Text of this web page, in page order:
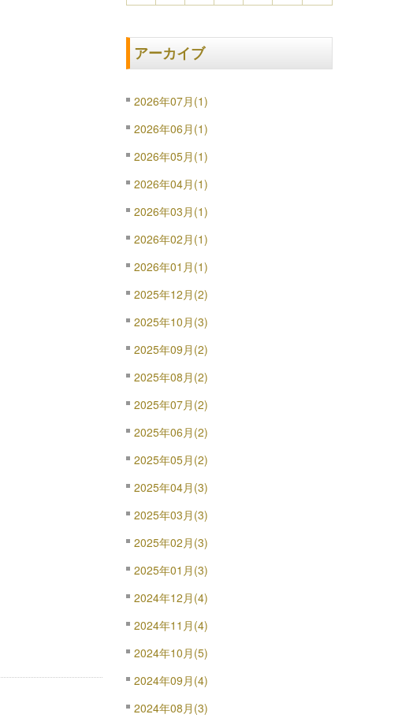
アーカイブ
2026年07月(1)
2026年06月(1)
2026年05月(1)
2026年04月(1)
2026年03月(1)
2026年02月(1)
2026年01月(1)
2025年12月(2)
2025年10月(3)
2025年09月(2)
2025年08月(2)
2025年07月(2)
2025年06月(2)
2025年05月(2)
2025年04月(3)
2025年03月(3)
2025年02月(3)
2025年01月(3)
2024年12月(4)
2024年11月(4)
2024年10月(5)
2024年09月(4)
2024年08月(3)